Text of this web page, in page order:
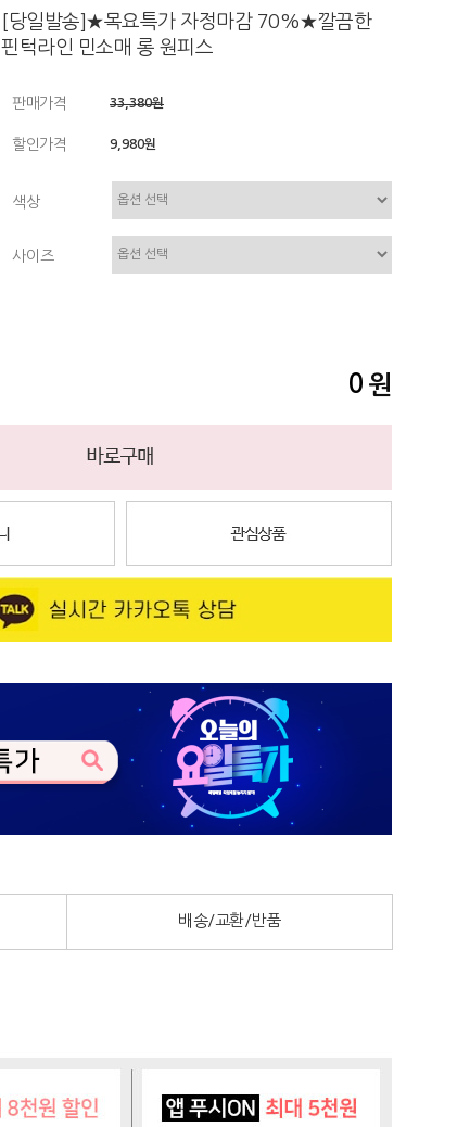
[당일발송]★목요특가 자정마감 70%★깔끔한
핀턱라인 민소매 롱 원피스
판매가격 33,380원
할인가격 9,980원
색상
사이즈
0 원
배송/교환/반품